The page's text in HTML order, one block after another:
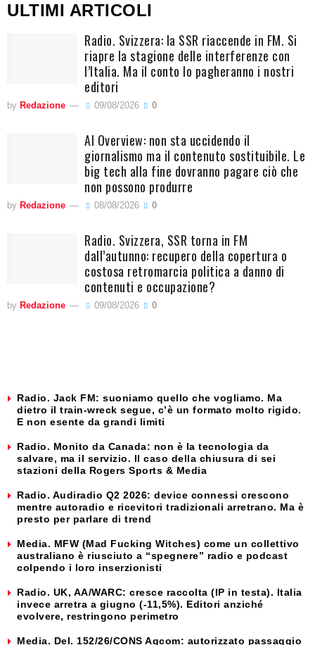
ULTIMI ARTICOLI
Radio. Svizzera: la SSR riaccende in FM. Si
riapre la stagione delle interferenze con
l’Italia. Ma il conto lo pagheranno i nostri
editori
by Redazione 09/08/2026 0
AI Overview: non sta uccidendo il
giornalismo ma il contenuto sostituibile. Le
big tech alla fine dovranno pagare ciò che
non possono produrre
by Redazione 08/08/2026 0
Radio. Svizzera, SSR torna in FM
dall’autunno: recupero della copertura o
costosa retromarcia politica a danno di
contenuti e occupazione?
by Redazione 09/08/2026 0
Radio. Jack FM: suoniamo quello che vogliamo. Ma
dietro il train-wreck segue, c’è un formato molto rigido.
E non esente da grandi limiti
Radio. Monito da Canada: non è la tecnologia da
salvare, ma il servizio. Il caso della chiusura di sei
stazioni della Rogers Sports & Media
Radio. Audiradio Q2 2026: device connessi crescono
mentre autoradio e ricevitori tradizionali arretrano. Ma è
presto per parlare di trend
Media. MFW (Mad Fucking Witches) come un collettivo
australiano è riusciuto a “spegnere” radio e podcast
colpendo i loro inserzionisti
Radio. UK, AA/WARC: cresce raccolta (IP in testa). Italia
invece arretra a giugno (-11,5%). Editori anziché
evolvere, restringono perimetro
Media. Del. 152/26/CONS Agcom: autorizzato passaggio